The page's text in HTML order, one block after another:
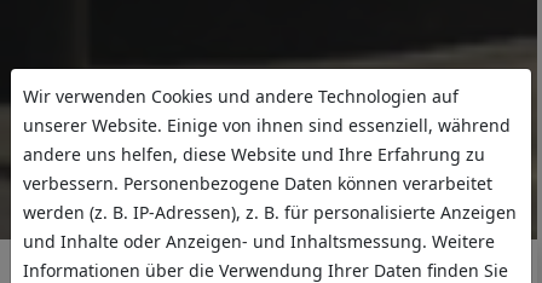
Wir verwenden Cookies und andere Technologien auf
unserer Website. Einige von ihnen sind essenziell, während
andere uns helfen, diese Website und Ihre Erfahrung zu
verbessern. Personenbezogene Daten können verarbeitet
werden (z. B. IP-Adressen), z. B. für personalisierte Anzeigen
und Inhalte oder Anzeigen- und Inhaltsmessung. Weitere
Informationen über die Verwendung Ihrer Daten finden Sie